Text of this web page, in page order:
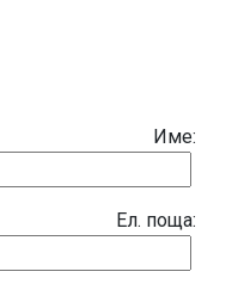
Име:
Eл. поща: